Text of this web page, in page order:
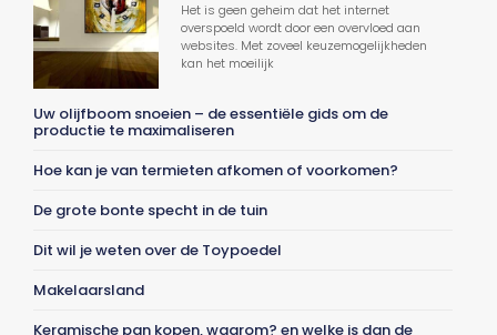
Het is geen geheim dat het internet
overspoeld wordt door een overvloed aan
websites. Met zoveel keuzemogelijkheden
kan het moeilijk
Uw olijfboom snoeien – de essentiële gids om de
productie te maximaliseren
Hoe kan je van termieten afkomen of voorkomen?
De grote bonte specht in de tuin
Dit wil je weten over de Toypoedel
Makelaarsland
Keramische pan kopen, waarom? en welke is dan de